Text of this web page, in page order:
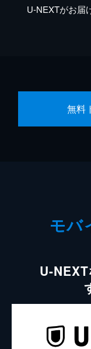
U-NEXTがお届
無料
モバ
U-